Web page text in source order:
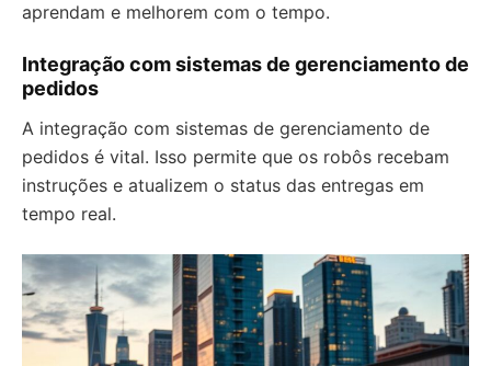
aprendam e melhorem com o tempo.
Integração com sistemas de gerenciamento de
pedidos
A integração com sistemas de gerenciamento de
pedidos é vital. Isso permite que os robôs recebam
instruções e atualizem o status das entregas em
tempo real.